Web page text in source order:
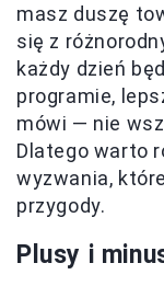
masz duszę
się z
każdy dzień
programie,
mówi — nie
Dlatego warto
wyzwania,
przygody.
Plusy i